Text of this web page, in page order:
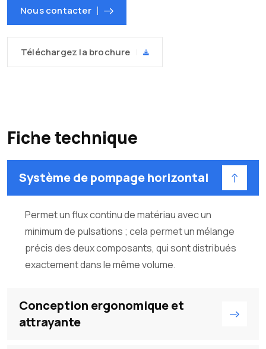
Nous contacter
Téléchargez la brochure
Fiche technique
Système de pompage horizontal
Permet un flux continu de matériau avec un
minimum de pulsations ; cela permet un mélange
précis des deux composants, qui sont distribués
exactement dans le même volume.
Conception ergonomique et
attrayante